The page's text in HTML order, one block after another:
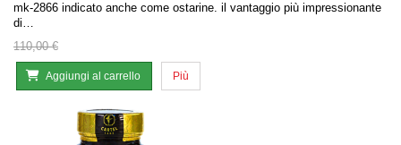
mk-2866 indicato anche come ostarine. il vantaggio più impressionante
di…
110,00 €
Aggiungi al carrello Più